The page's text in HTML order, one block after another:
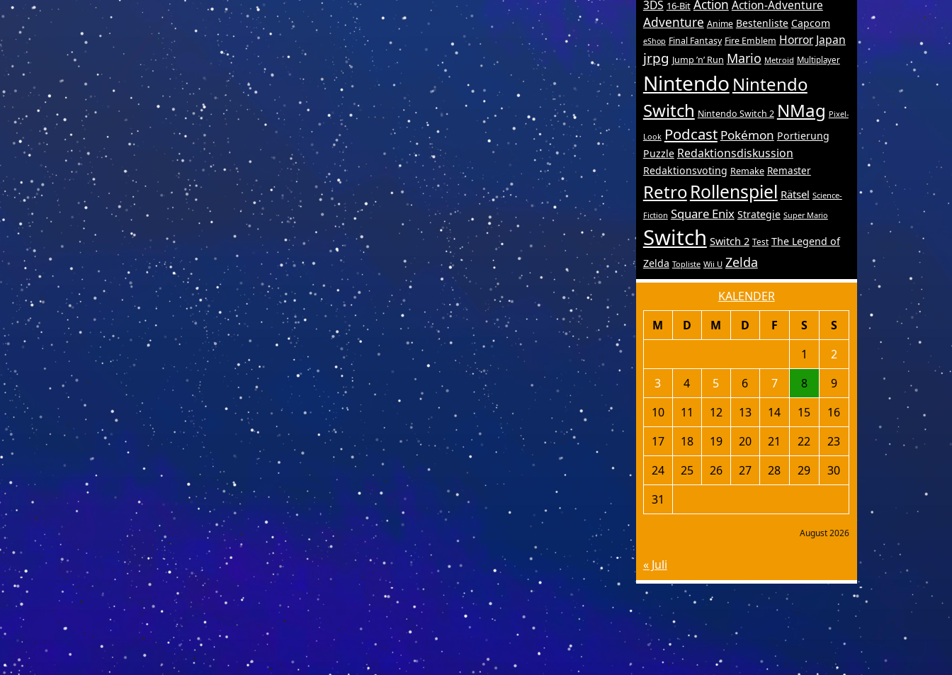
3DS 16-Bit Action Action-Adventure
Adventure Anime Bestenliste Capcom
eShop Final Fantasy Fire Emblem Horror Japan
jrpg Jump ’n’ Run Mario Metroid Multiplayer
Nintendo Nintendo
Switch Nintendo Switch 2 NMag Pixel-
Look Podcast Pokémon Portierung
Puzzle Redaktionsdiskussion
Redaktionsvoting Remake Remaster
RetroRollenspiel Rätsel Science-
Fiction Square Enix Strategie Super Mario
Switch Switch 2 Test The Legend of
Zelda Topliste Wii U Zelda
KALENDER
August 2026
M D M D F S
S
1
2
3
4 5 6 7 8
9
10
11 12 13 14 15
16
17
18 19 20 21 22
23
24
25 26 27 28 29
30
31
« Juli